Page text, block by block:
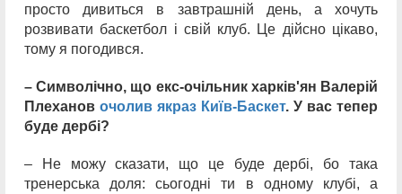
просто дивиться в завтрашній день, а хочуть
розвивати баскетбол і свій клуб. Це дійсно цікаво,
тому я погодився.
– Символічно, що екс-очільник харків'ян Валерій
Плеханов очолив якраз Київ-Баскет. У вас тепер
буде дербі?
– Не можу сказати, що це буде дербі, бо така
тренерська доля: сьогодні ти в одному клубі, а